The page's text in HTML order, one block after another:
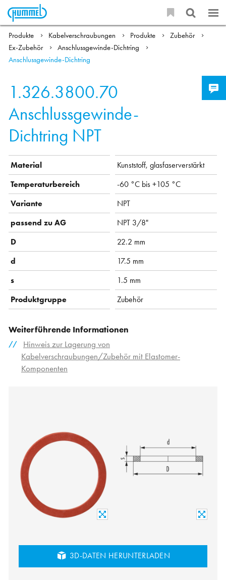
Produkte Kabelverschraubungen Produkte
Zubehör
Ex-Zubehör
Anschlussgewinde-Dichtring
Anschlussgewinde-Dichtring
1.326.3800.70
Anschlussgewinde-
Dichtring NPT
Material
Kunststoff, glasfaserverstärkt
Temperaturbereich
-60 °C bis +105 °C
Variante
NPT
passend zu AG
NPT 3/8"
D
22.2 mm
d
17.5 mm
s
1.5 mm
Produktgruppe
Zubehör
Weiterführende Informationen
Hinweis zur Lagerung von
Kabelverschraubungen/Zubehör mit Elastomer-
Komponenten
3D-DATEN HERUNTERLADEN